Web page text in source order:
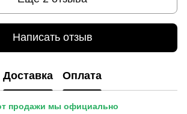
Написать отзыв
Доставка Оплата
продажи мы официально